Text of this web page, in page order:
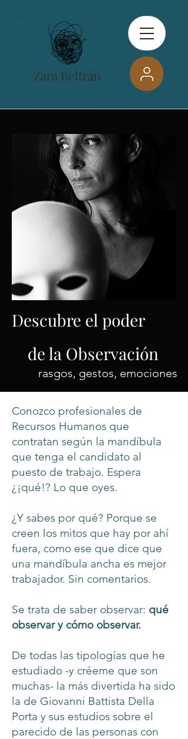
Zara Beltrán
Descubre el poder
de la Observación
rasgos, gestos, emociones
Conozco profesionales de
Recursos Humanos que
contratan según la mandíbula
que tenga el candidato al
puesto de trabajo. Espera
¿¡qué!? Lo que oyes.
¿Y sabes por qué? Porque se
creen los mitos que hay por ahí
fuera, como ese que dice que
una mandíbula ancha es mejor
trabajador. Sin comentarios. ​
Se trata de saber observar: qué
observar y cómo observar.
De todas las tipologías que he
estudiado -y créeme que son
muchas- la más divertida ha sido
la de Giovanni Battista Della
Porta y sus estudios sobre el
parecido de las personas con